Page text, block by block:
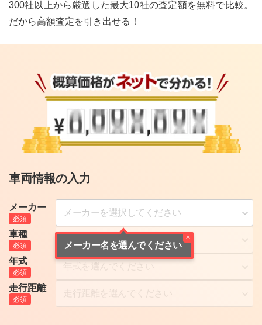
300社以上から厳選した最大10社の査定額を無料で比較。
だから高額査定を引き出せる！
車両情報の入力
メーカー
メーカー名を選んでください
車種
年式
走行距離